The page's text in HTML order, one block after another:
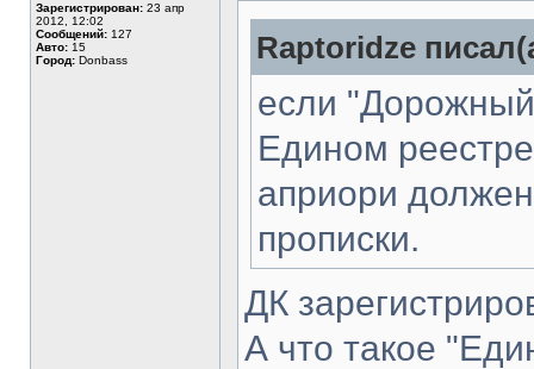
Зарегистрирован: 23 апр
2012, 12:02
Сообщений: 127
Авто: 15
Город: Donbass Raptoridze
если "Дорожный
Едином реестре
априори
прописки.
ДК
А что такое